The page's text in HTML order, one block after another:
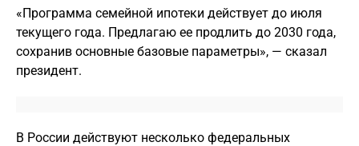
«Программа семейной ипотеки действует до июля
текущего года. Предлагаю ее продлить до 2030 года,
сохранив основные базовые параметры», — сказал
президент.
В России действуют несколько федеральных